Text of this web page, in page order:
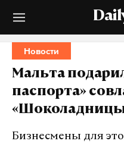
Новости
Мальта
паспорта»
Бизнесмены для